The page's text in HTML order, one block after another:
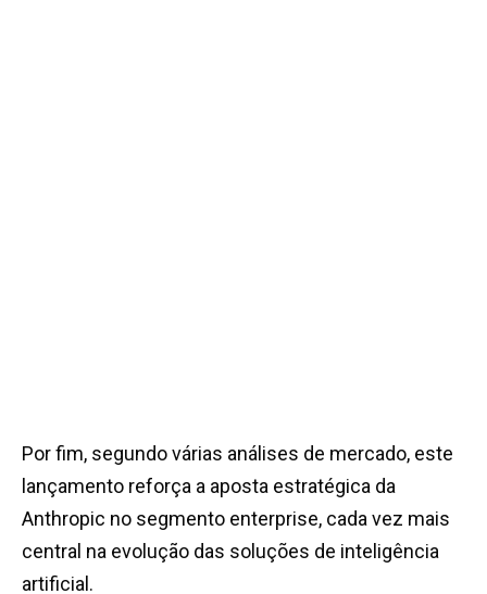
Por fim, segundo várias análises de mercado, este
lançamento reforça a aposta estratégica da
Anthropic no segmento enterprise, cada vez mais
central na evolução das soluções de inteligência
artificial.